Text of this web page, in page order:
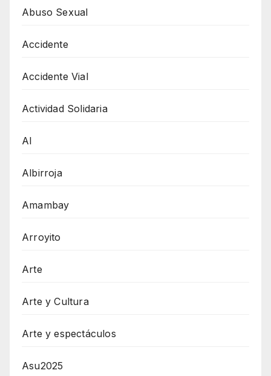
Abuso Sexual
Accidente
Accidente Vial
Actividad Solidaria
AI
Albirroja
Amambay
Arroyito
Arte
Arte y Cultura
Arte y espectáculos
Asu2025